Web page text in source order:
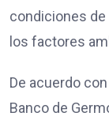
condiciones de
los factores
De acuerdo
Banco de